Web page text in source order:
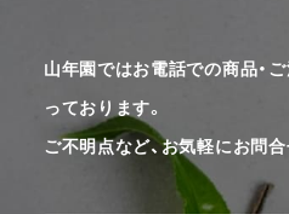
山年園ではお電話での商品・
っております。
ご不明点など、お気軽にお問